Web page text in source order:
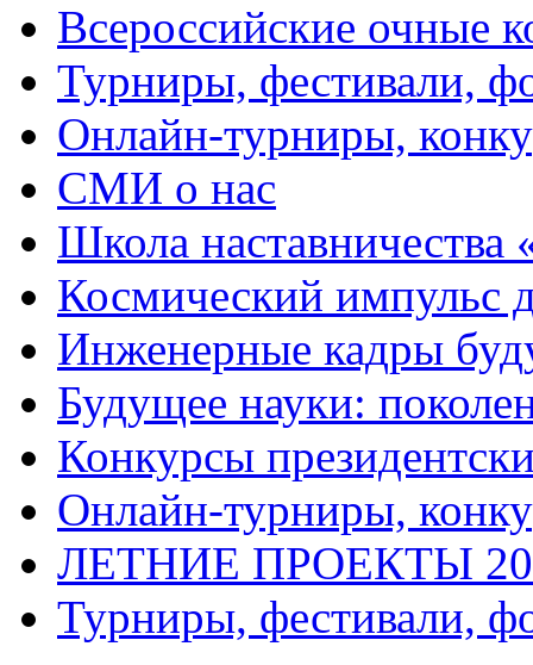
Всероссийские очные
Турниры, фестивали,
Онлайн-турниры,
СМИ о нас
Школа
Космический импульс
Инженерные кадры
Будущее науки:
Конкурсы
Онлайн-турниры,
ЛЕТНИЕ ПРОЕКТЫ
Турниры, фестивали,